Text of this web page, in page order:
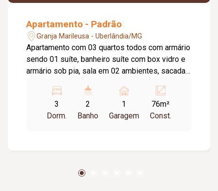
Apartamento - Padrão
Granja Marileusa - Uberlândia/MG
Apartamento com 03 quartos todos com armário
sendo 01 suíte, banheiro suíte com box vidro e
armário sob pia, sala em 02 ambientes, sacada,
armário, 01 banheiro social com box vidro e
armário sob pia, elevador, portaria virtual, 01
vaga de garagem com possibilidade para dois
3
Dorm.
2
Banho
1
Garagem
76m²
Const.